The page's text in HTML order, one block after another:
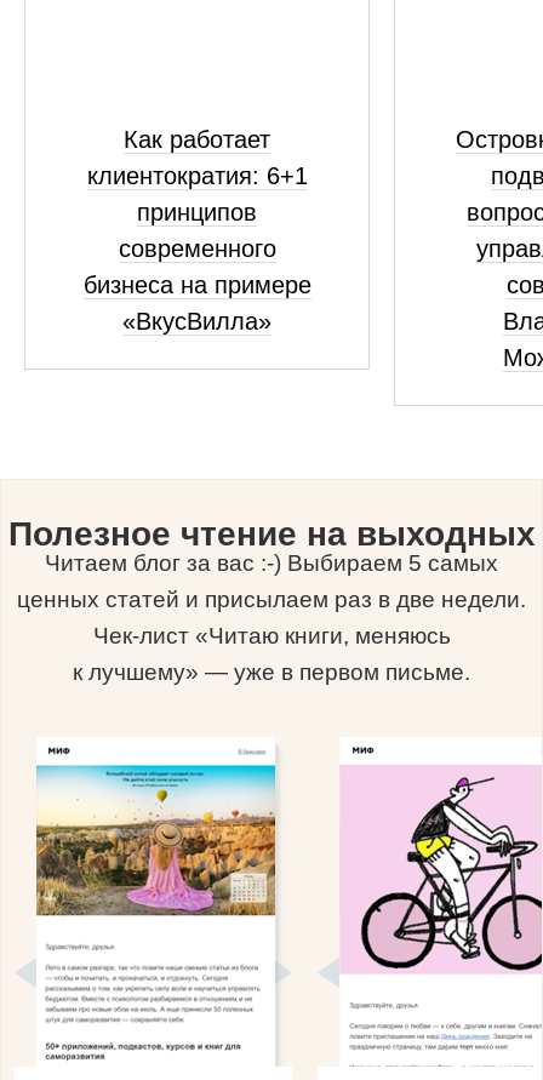
Как работает
клиентократия: 6+1
принципов
современного
бизнеса на примере
«ВкусВилла»
Полезное чтение на выходных
Читаем блог за вас :-) Выбираем 5 самых
ценных статей и присылаем раз в две недели.
Чек-лист «Читаю книги, меняюсь
к лучшему» — уже в первом письме.